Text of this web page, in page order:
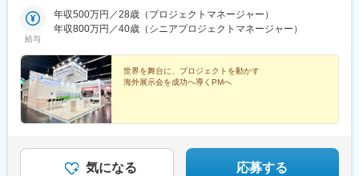
給与
年収500万円／28歳（プロジェクトマネージャー）
年収800万円／40歳（シニアプロジェクトマネージャー）
世界を舞台に、プロジェクトを動かす
海外展示会を成功へ導くPMへ
気になる 応募する